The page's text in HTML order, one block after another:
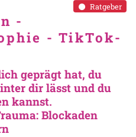
Ratgeber
-
- TikTok-
geprägt hat, du
dir lässt und du
kannst.
Blockaden